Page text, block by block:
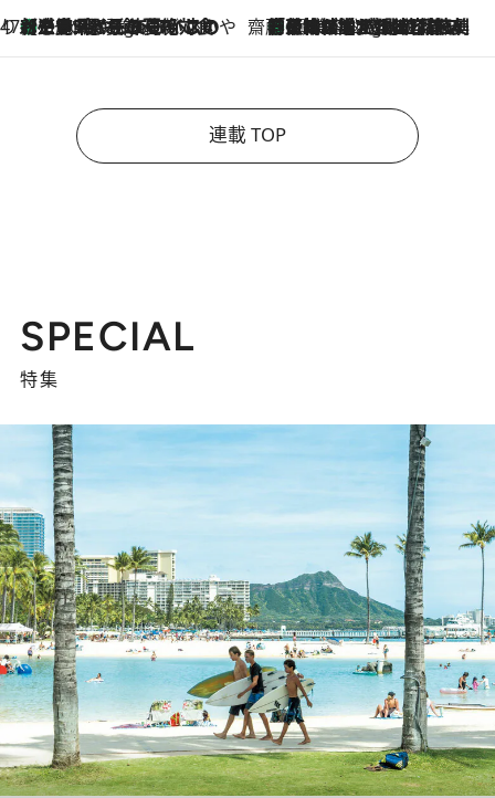
47都道府県の手みやげ ひんやりスイーツで夏を満喫
2 Hours Ago
【三重県】この夏絶対食べたい 冷やしておいしいおやつ3選 お餅×アイスの新感覚スイーツ 齋藤 薫 美容脳ルネサンス
2 Hours Ago
「荷物が増えるほど旅ストレスは増す」美容ジャーナリストがたどり着いた最終結論。“化粧品を劇的に減らす”感動の凝縮美容とは
連載 TOP
SPECIAL
特集